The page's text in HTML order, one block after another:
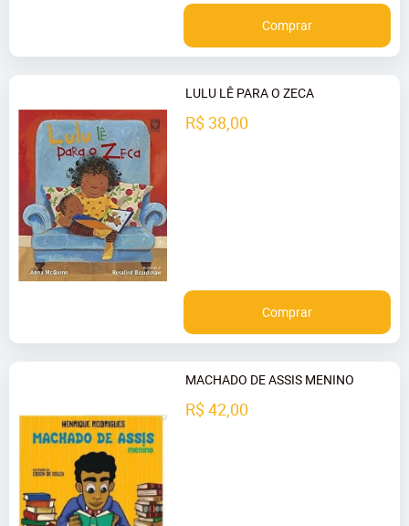
Comprar
LULU LÊ PARA O ZECA
R$ 38,00
Comprar
MACHADO DE ASSIS MENINO
R$ 42,00